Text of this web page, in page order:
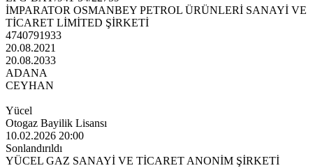
İMPARATOR OSMANBEY PETROL ÜRÜNLERİ SANAYİ VE
TİCARET LİMİTED ŞİRKETİ
4740791933
20.08.2021
20.08.2033
ADANA
CEYHAN
Yücel
Otogaz Bayilik Lisansı
10.02.2026 20:00
Sonlandırıldı
YÜCEL GAZ SANAYİ VE TİCARET ANONİM ŞİRKETİ